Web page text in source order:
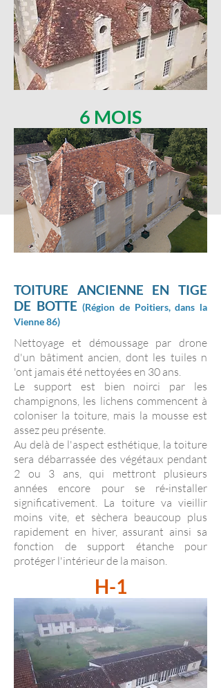
6 MOIS
TOITURE ANCIENNE EN TIGE
DE BOTTE(Région de Poitiers, dans la
Vienne 86)
Nettoyage et démoussage par drone
d'un bâtiment ancien, dont les tuiles n
'ont jamais été nettoyées en 30 ans.
Le support est bien noirci par les
champignons, les lichens commencent à
coloniser la toiture, mais la mousse est
assez peu présente.
Au delà de l'aspect esthétique, la toiture
sera débarrassée des végétaux pendant
2 ou 3 ans, qui mettront plusieurs
années encore pour se ré-installer
significativement. La toiture va vieillir
moins vite, et sèchera beaucoup plus
rapidement en hiver, assurant ainsi sa
fonction de support étanche pour
protéger l'intérieur de la maison.
H-1